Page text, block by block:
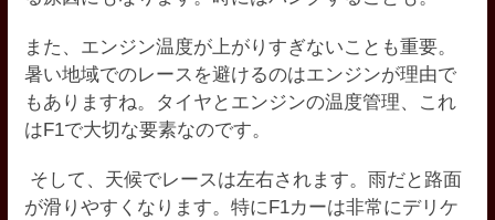
また、エンジン温度が上がりすぎないことも重要。
暑い地域でのレースを避けるのはエンジンが理由で
もありますね。タイヤとエンジンの温度管理、これ
はF1で大切な要素なのです。
そして、天候でレースは左右されます。雨だと路面
が滑りやすくなります。特にF1カーは非常にデリケ